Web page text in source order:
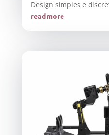
Design simples e
read more